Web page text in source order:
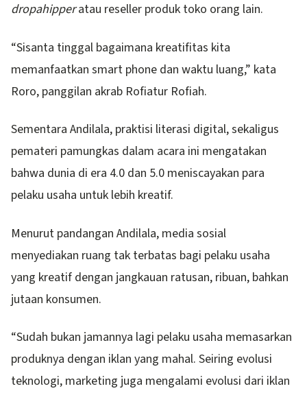
dropahipperatau reseller produk toko orang lain.
“Sisanta tinggal bagaimana kreatifitas kita
memanfaatkan smart phone dan waktu luang,” kata
Roro, panggilan akrab Rofiatur Rofiah.
Sementara Andilala, praktisi literasi digital, sekaligus
pemateri pamungkas dalam acara ini mengatakan
bahwa dunia di era 4.0 dan 5.0 meniscayakan para
pelaku usaha untuk lebih kreatif.
Menurut pandangan Andilala, media sosial
menyediakan ruang tak terbatas bagi pelaku usaha
yang kreatif dengan jangkauan ratusan, ribuan, bahkan
jutaan konsumen.
“Sudah bukan jamannya lagi pelaku usaha memasarkan
produknya dengan iklan yang mahal. Seiring evolusi
teknologi, marketing juga mengalami evolusi dari iklan